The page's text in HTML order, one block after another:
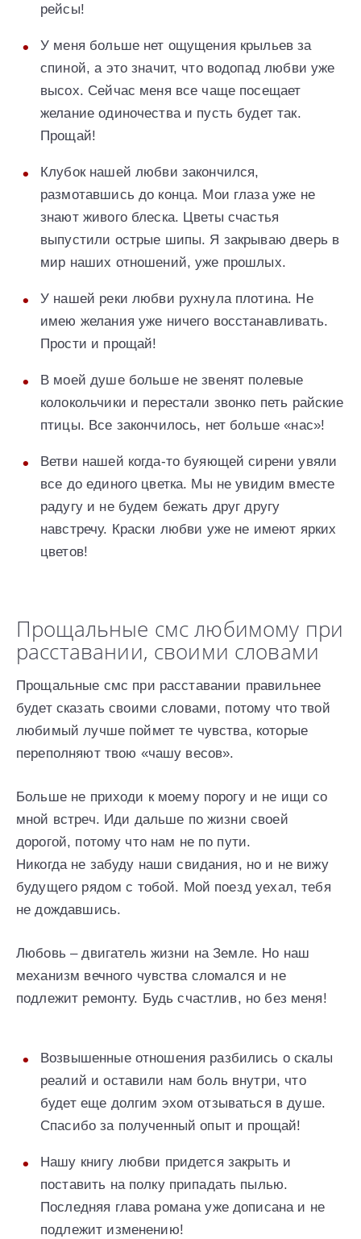
рейсы!
У меня больше нет ощущения крыльев за
спиной, а это значит, что водопад любви уже
высох. Сейчас меня все чаще посещает
желание одиночества и пусть будет так.
Прощай!
Клубок нашей любви закончился,
размотавшись до конца. Мои глаза уже не
знают живого блеска. Цветы счастья
выпустили острые шипы. Я закрываю дверь в
мир наших отношений, уже прошлых.
У нашей реки любви рухнула плотина. Не
имею желания уже ничего восстанавливать.
Прости и прощай!
В моей душе больше не звенят полевые
колокольчики и перестали звонко петь райские
птицы. Все закончилось, нет больше «нас»!
Ветви нашей когда-то буяющей сирени увяли
все до единого цветка. Мы не увидим вместе
радугу и не будем бежать друг другу
навстречу. Краски любви уже не имеют ярких
цветов!
Прощальные смс любимому при
расставании, своими словами
Прощальные смс при расставании правильнее
будет сказать своими словами, потому что твой
любимый лучше поймет те чувства, которые
переполняют твою «чашу весов».
Больше не приходи к моему порогу и не ищи со
мной встреч. Иди дальше по жизни своей
дорогой, потому что нам не по пути.
Никогда не забуду наши свидания, но и не вижу
будущего рядом с тобой. Мой поезд уехал, тебя
не дождавшись.
Любовь – двигатель жизни на Земле. Но наш
механизм вечного чувства сломался и не
подлежит ремонту. Будь счастлив, но без меня!
Возвышенные отношения разбились о скалы
реалий и оставили нам боль внутри, что
будет еще долгим эхом отзываться в душе.
Спасибо за полученный опыт и прощай!
Нашу книгу любви придется закрыть и
поставить на полку припадать пылью.
Последняя глава романа уже дописана и не
подлежит изменению!